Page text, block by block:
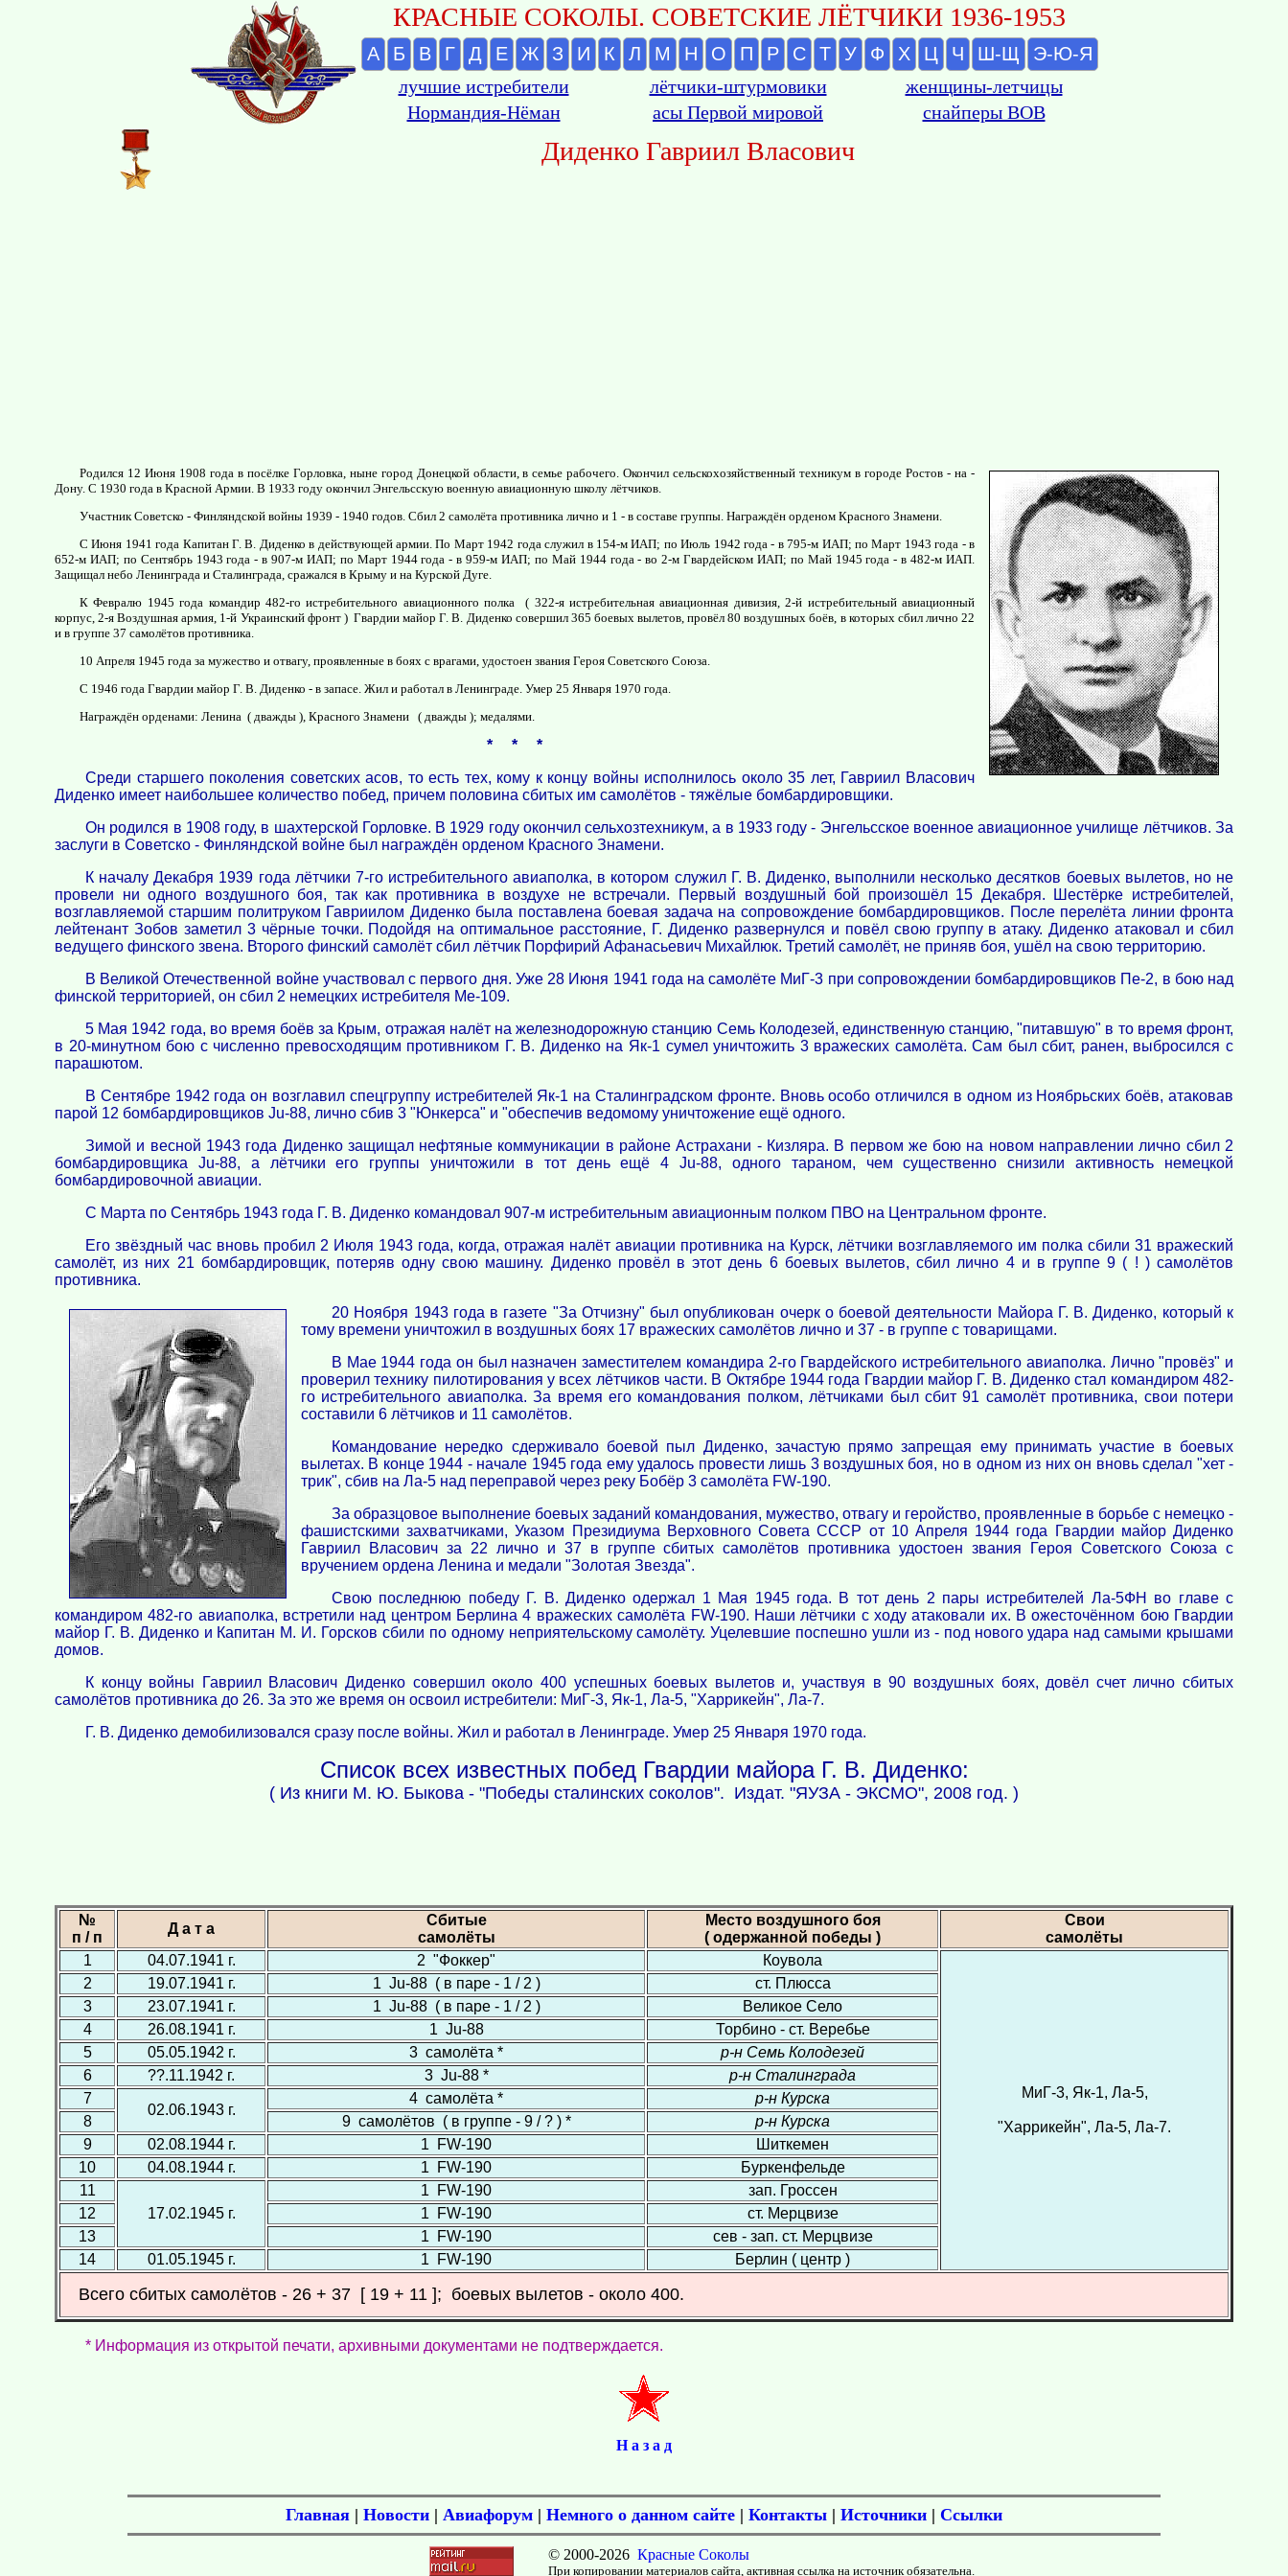
КРАСНЫЕ СОКОЛЫ. СОВЕТСКИЕ ЛЁТЧИКИ 1936-1953
А Б В Г Д Е Ж З И К Л М Н О П Р С Т У Ф Х Ц Ч Ш-Щ
Э-Ю-Я
лучшие истребители
лётчики-штурмовики
женщины-летчицы
Нормандия-Нёман
асы Первой мировой снайперы ВОВ
Диденко Гавриил Власович
Родился 12 Июня 1908 года в посёлке Горловка, ныне город Донецкой области, в семье рабочего. Окончил сельскохозяйственный техникум в городе Ростов - на -
Дону. С 1930 года в Красной Армии. В 1933 году окончил Энгельсскую военную авиационную школу лётчиков.
Участник Советско - Финляндской войны 1939 - 1940 годов. Сбил 2 самолёта противника лично и 1 - в составе группы. Награждён орденом Красного Знамени.
С Июня 1941 года Капитан Г. В. Диденко в действующей армии. По Март 1942 года служил в 154-м ИАП; по Июль 1942 года - в 795-м ИАП; по Март 1943 года - в
652-м ИАП; по Сентябрь 1943 года - в 907-м ИАП; по Март 1944 года - в 959-м ИАП; по Май 1944 года - во 2-м Гвардейском ИАП; по Май 1945 года - в 482-м ИАП.
Защищал небо Ленинграда и Сталинграда, сражался в Крыму и на Курской Дуге.
К Февралю 1945 года командир 482-го истребительного авиационного полка ( 322-я истребительная авиационная дивизия, 2-й истребительный авиационный
корпус, 2-я Воздушная армия, 1-й Украинский фронт ) Гвардии майор Г. В. Диденко совершил 365 боевых вылетов, провёл 80 воздушных боёв, в которых сбил лично 22
и в группе 37 самолётов противника.
10 Апреля 1945 года за мужество и отвагу, проявленные в боях с врагами, удостоен звания Героя Советского Союза.
С 1946 года Гвардии майор Г. В. Диденко - в запасе. Жил и работал в Ленинграде. Умер 25 Января 1970 года.
Награждён орденами: Ленина ( дважды ), Красного Знамени ( дважды ); медалями.
* * *
Среди старшего поколения советских асов, то есть тех, кому к концу войны исполнилось около 35 лет, Гавриил Власович
Диденко имеет наибольшее количество побед, причем половина сбитых им самолётов - тяжёлые бомбардировщики.
Он родился в 1908 году, в шахтерской Горловке. В 1929 году окончил сельхозтехникум, а в 1933 году - Энгельсское военное авиационное училище лётчиков. За
заслуги в Советско - Финляндской войне был награждён орденом Красного Знамени.
К началу Декабря 1939 года лётчики 7-го истребительного авиаполка, в котором служил Г. В. Диденко, выполнили несколько десятков боевых вылетов, но не
провели ни одного воздушного боя, так как противника в воздухе не встречали. Первый воздушный бой произошёл 15 Декабря. Шестёрке истребителей,
возглавляемой старшим политруком Гавриилом Диденко была поставлена боевая задача на сопровождение бомбардировщиков. После перелёта линии фронта
лейтенант Зобов заметил 3 чёрные точки. Подойдя на оптимальное расстояние, Г. Диденко развернулся и повёл свою группу в атаку. Диденко атаковал и сбил
ведущего финского звена. Второго финский самолёт сбил лётчик Порфирий Афанасьевич Михайлюк. Третий самолёт, не приняв боя, ушёл на свою территорию.
В Великой Отечественной войне участвовал с первого дня. Уже 28 Июня 1941 года на самолёте МиГ-3 при сопровождении бомбардировщиков Пе-2, в бою над
финской территорией, он сбил 2 немецких истребителя Ме-109.
5 Мая 1942 года, во время боёв за Крым, отражая налёт на железнодорожную станцию Семь Колодезей, единственную станцию, "питавшую" в то время фронт,
в 20-минутном бою с численно превосходящим противником Г. В. Диденко на Як-1 сумел уничтожить 3 вражеских самолёта. Сам был сбит, ранен, выбросился с
парашютом.
В Сентябре 1942 года он возглавил спецгруппу истребителей Як-1 на Сталинградском фронте. Вновь особо отличился в одном из Ноябрьских боёв, атаковав
парой 12 бомбардировщиков Ju-88, лично сбив 3 "Юнкерса" и "обеспечив ведомому уничтожение ещё одного.
Зимой и весной 1943 года Диденко защищал нефтяные коммуникации в районе Астрахани - Кизляра. В первом же бою на новом направлении лично сбил 2
бомбардировщика Ju-88, а лётчики его группы уничтожили в тот день ещё 4 Ju-88, одного тараном, чем существенно снизили активность немецкой
бомбардировочной авиации.
С Марта по Сентябрь 1943 года Г. В. Диденко командовал 907-м истребительным авиационным полком ПВО на Центральном фронте.
Его звёздный час вновь пробил 2 Июля 1943 года, когда, отражая налёт авиации противника на Курск, лётчики возглавляемого им полка сбили 31 вражеский
самолёт, из них 21 бомбардировщик, потеряв одну свою машину. Диденко провёл в этот день 6 боевых вылетов, сбил лично 4 и в группе 9 ( ! ) самолётов
противника.
20 Ноября 1943 года в газете "За Отчизну" был опубликован очерк о боевой деятельности Майора Г. В. Диденко, который к
тому времени уничтожил в воздушных боях 17 вражеских самолётов лично и 37 - в группе с товарищами.
В Мае 1944 года он был назначен заместителем командира 2-го Гвардейского истребительного авиаполка. Лично "провёз" и
проверил технику пилотирования у всех лётчиков части. В Октябре 1944 года Гвардии майор Г. В. Диденко стал командиром 482-
го истребительного авиаполка. За время его командования полком, лётчиками был сбит 91 самолёт противника, свои потери
составили 6 лётчиков и 11 самолётов.
Командование нередко сдерживало боевой пыл Диденко, зачастую прямо запрещая ему принимать участие в боевых
вылетах. В конце 1944 - начале 1945 года ему удалось провести лишь 3 воздушных боя, но в одном из них он вновь сделал "хет -
трик", сбив на Ла-5 над переправой через реку Бобёр 3 самолёта FW-190.
За образцовое выполнение боевых заданий командования, мужество, отвагу и геройство, проявленные в борьбе с немецко -
фашистскими захватчиками, Указом Президиума Верховного Совета СССР от 10 Апреля 1944 года Гвардии майор Диденко
Гавриил Власович за 22 лично и 37 в группе сбитых самолётов противника удостоен звания Героя Советского Союза с
вручением ордена Ленина и медали "Золотая Звезда".
Свою последнюю победу Г. В. Диденко одержал 1 Мая 1945 года. В тот день 2 пары истребителей Ла-5ФН во главе с
командиром 482-го авиаполка, встретили над центром Берлина 4 вражеских самолёта FW-190. Наши лётчики с ходу атаковали их. В ожесточённом бою Гвардии
майор Г. В. Диденко и Капитан М. И. Горсков сбили по одному неприятельскому самолёту. Уцелевшие поспешно ушли из - под нового удара над самыми крышами
домов.
К концу войны Гавриил Власович Диденко совершил около 400 успешных боевых вылетов и, участвуя в 90 воздушных боях, довёл счет лично сбитых
самолётов противника до 26. За это же время он освоил истребители: МиГ-3, Як-1, Ла-5, "Харрикейн", Ла-7.
Г. В. Диденко демобилизовался сразу после войны. Жил и работал в Ленинграде. Умер 25 Января 1970 года.
Список всех известных побед Гвардии майора Г. В. Диденко:
( Из книги М. Ю. Быкова - "Победы сталинских соколов". Издат. "ЯУЗА - ЭКСМО", 2008 год. )
№
п / п
Д а т а
Сбитые
самолёты
Место воздушного боя
( одержанной победы )
Свои
самолёты
1
04.07.1941 г. 2 "Фоккер" Коувола
МиГ-3, Як-1, Ла-5,
"Харрикейн", Ла-5, Ла-7.
2 19.07.1941 г. 1 Ju-88 ( в паре - 1 / 2 )
ст. Плюсса
3
23.07.1941 г. 1 Ju-88 ( в паре - 1 / 2 )
Великое Село
4
26.08.1941 г. 1 Ju-88
Торбино - ст. Веребье
5
05.05.1942 г. 3 самолёта *
р-н Семь Колодезей
6
??.11.1942 г. 3 Ju-88 *
р-н Сталинграда
7
02.06.1943 г.
4 самолёта *
р-н Курска
8
9 самолётов ( в группе - 9 / ? ) *
р-н Курска
9
02.08.1944 г. 1 FW-190
Шиткемен
10
04.08.1944 г. 1 FW-190
Буркенфельде
11
17.02.1945 г.
1 FW-190
зап. Гроссен
12
1 FW-190
ст. Мерцвизе
13
1 FW-190
сев - зап. ст. Мерцвизе
14
01.05.1945 г. 1 FW-190 Берлин ( центр )
Всего сбитых самолётов - 26 + 37 [ 19 + 11 ]; боевых вылетов - около 400.
* Информация из открытой печати, архивными документами не подтверждается.
Н а з а д
Главная | Новости | Авиафорум | Немного о данном сайте | Контакты | Источники | Ссылки
© 2000-2026 Красные Соколы
При копировании материалов сайта, активная ссылка на источник обязательна.